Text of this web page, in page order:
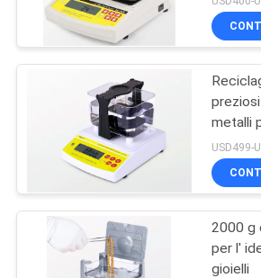
metalli
elevata
USD499-
2000 g
per l'
gioielli